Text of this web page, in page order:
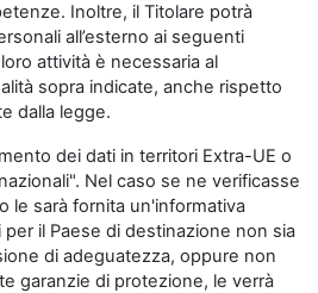
Inoltre, il Titolare potrà
all’esterno ai seguenti
attività è necessaria al
sopra indicate, anche rispetto
dalla legge.
dei dati in territori Extra-UE o
Nel caso se ne verificasse
le sarà fornita un'informativa
il Paese di destinazione non sia
di adeguatezza, oppure non
garanzie di protezione, le verrà